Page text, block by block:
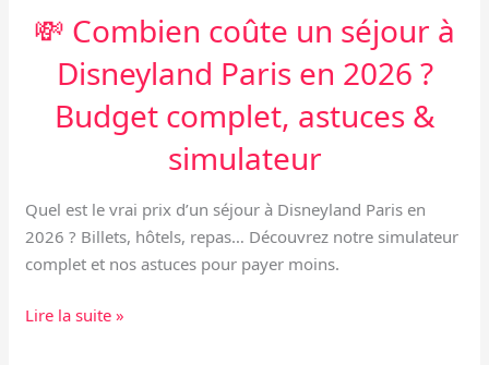
💸 Combien coûte un séjour à
Disneyland Paris en 2026 ?
Budget complet, astuces &
simulateur
Quel est le vrai prix d’un séjour à Disneyland Paris en
2026 ? Billets, hôtels, repas… Découvrez notre simulateur
complet et nos astuces pour payer moins.
Lire la suite »